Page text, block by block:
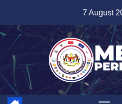
content
7 August